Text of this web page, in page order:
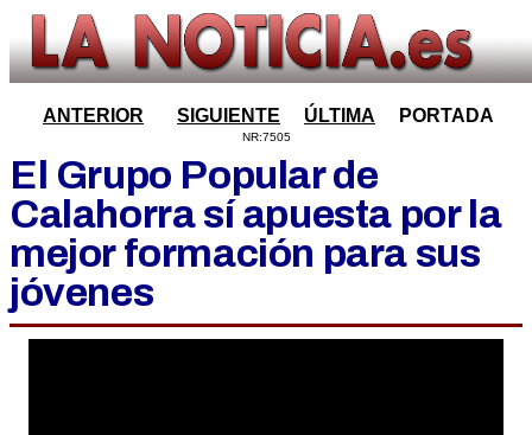
ANTERIOR SIGUIENTE ÚLTIMA PORTADA
NR:7505
El Grupo Popular de
Calahorra sí apuesta por la
mejor formación para sus
jóvenes